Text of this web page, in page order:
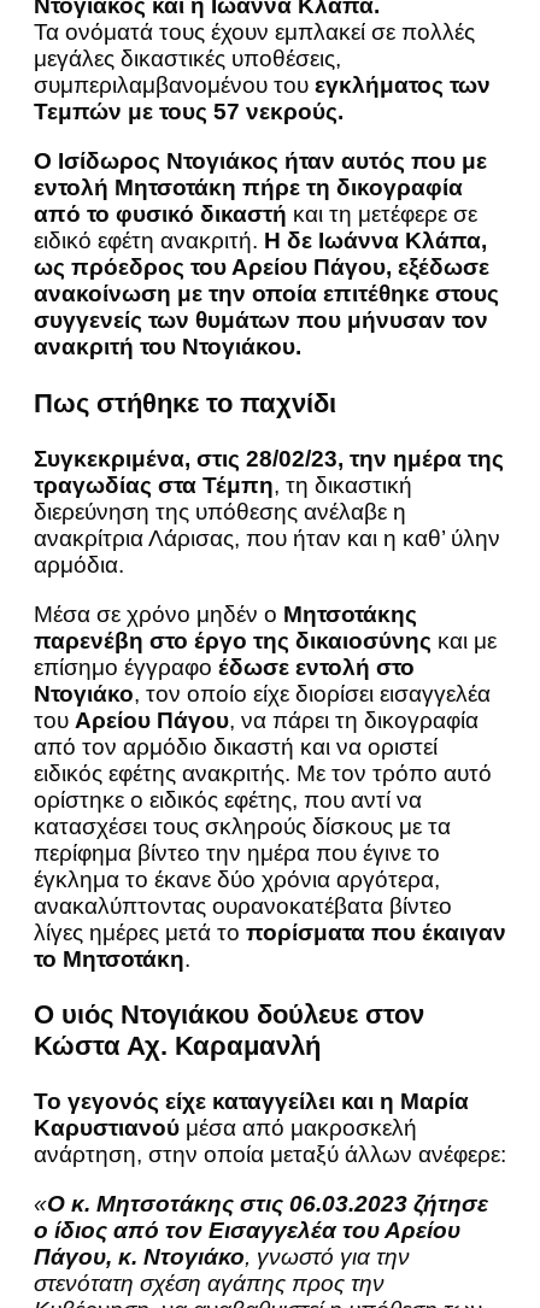
Ντογιάκος και η Ιωάννα Κλάπα.
Τα ονόματά τους έχουν εμπλακεί σε πολλές
μεγάλες δικαστικές υποθέσεις,
συμπεριλαμβανομένου του εγκλήματος των
Τεμπών με τους 57 νεκρούς.
Ο Ισίδωρος Ντογιάκος ήταν αυτός που με
εντολή Μητσοτάκη πήρε τη δικογραφία
από το φυσικό δικαστή και τη μετέφερε σε
ειδικό εφέτη ανακριτή. Η δε Ιωάννα Κλάπα,
ως πρόεδρος του Αρείου Πάγου, εξέδωσε
ανακοίνωση με την οποία επιτέθηκε στους
συγγενείς των θυμάτων που μήνυσαν τον
ανακριτή του Ντογιάκου.
Πως στήθηκε το παχνίδι
Συγκεκριμένα, στις 28/02/23, την ημέρα της
τραγωδίας στα Τέμπη, τη δικαστική
διερεύνηση της υπόθεσης ανέλαβε η
ανακρίτρια Λάρισας, που ήταν και η καθ’ ύλην
αρμόδια.
Μέσα σε χρόνο μηδέν ο Μητσοτάκης
παρενέβη στο έργο της δικαιοσύνης και με
επίσημο έγγραφο έδωσε εντολή στο
Ντογιάκο, τον οποίο είχε διορίσει εισαγγελέα
του Αρείου Πάγου, να πάρει τη δικογραφία
από τον αρμόδιο δικαστή και να οριστεί
ειδικός εφέτης ανακριτής. Με τον τρόπο αυτό
ορίστηκε ο ειδικός εφέτης, που αντί να
κατασχέσει τους σκληρούς δίσκους με τα
περίφημα βίντεο την ημέρα που έγινε το
έγκλημα το έκανε δύο χρόνια αργότερα,
ανακαλύπτοντας ουρανοκατέβατα βίντεο
λίγες ημέρες μετά το πορίσματα που έκαιγαν
το Μητσοτάκη.
Ο υιός Ντογιάκου δούλευε στον
Κώστα Αχ. Καραμανλή
Το γεγονός είχε καταγγείλει και η Μαρία
Καρυστιανού μέσα από μακροσκελή
ανάρτηση, στην οποία μεταξύ άλλων ανέφερε:
«Ο κ. Μητσοτάκης στις 06.03.2023 ζήτησε
ο ίδιος από τον Εισαγγελέα του Αρείου
Πάγου, κ. Ντογιάκο, γνωστό για την
στενότατη σχέση αγάπης προς την